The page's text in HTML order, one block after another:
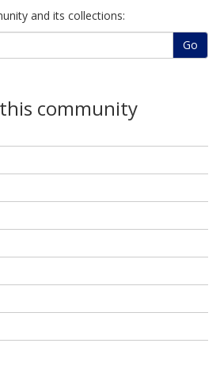
and its collections:
Go
community